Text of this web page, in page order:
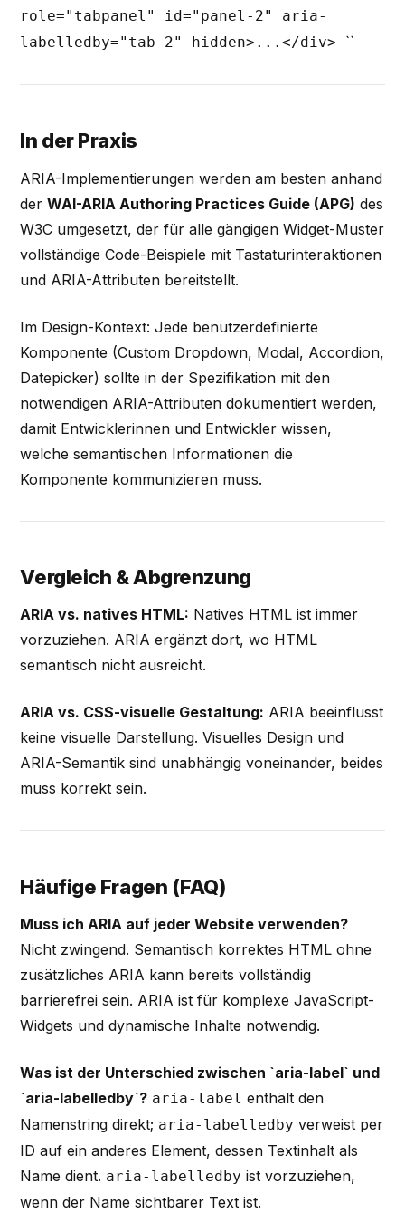
role="tabpanel" id="panel-2" aria-
labelledby="tab-2" hidden>...</div> ``
In der Praxis
ARIA-Implementierungen werden am besten anhand
derWAI-ARIA Authoring Practices Guide (APG) des
W3C umgesetzt, der für alle gängigen Widget-Muster
vollständige Code-Beispiele mit Tastaturinteraktionen
und ARIA-Attributen bereitstellt.
Im Design-Kontext: Jede benutzerdefinierte
Komponente (Custom Dropdown, Modal, Accordion,
Datepicker) sollte in der Spezifikation mit den
notwendigen ARIA-Attributen dokumentiert werden,
damit Entwicklerinnen und Entwickler wissen,
welche semantischen Informationen die
Komponente kommunizieren muss.
Vergleich & Abgrenzung
ARIA vs. natives HTML: Natives HTML ist immer
vorzuziehen. ARIA ergänzt dort, wo HTML
semantisch nicht ausreicht.
ARIA vs. CSS-visuelle Gestaltung: ARIA beeinflusst
keine visuelle Darstellung. Visuelles Design und
ARIA-Semantik sind unabhängig voneinander, beides
muss korrekt sein.
Häufige Fragen (FAQ)
Muss ich ARIA auf jeder Website verwenden?
Nicht zwingend. Semantisch korrektes HTML ohne
zusätzliches ARIA kann bereits vollständig
barrierefrei sein. ARIA ist für komplexe JavaScript-
Widgets und dynamische Inhalte notwendig.
Was ist der Unterschied zwischen `aria-label` und
`aria-labelledby`? aria-label enthält den
Namenstring direkt; aria-labelledby verweist per
ID auf ein anderes Element, dessen Textinhalt als
Name dient. aria-labelledby ist vorzuziehen,
wenn der Name sichtbarer Text ist.